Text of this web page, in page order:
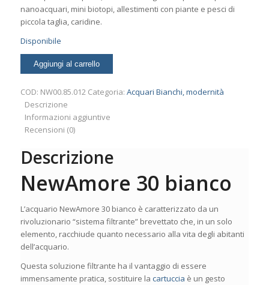
nanoacquari, mini biotopi, allestimenti con piante e pesci di
piccola taglia, caridine.
Disponibile
NewAmore
30
Acquario
design
quantità
Aggiungi al carrello
COD: NW00.85.012 Categoria: Acquari Bianchi, modernità
Descrizione
Informazioni aggiuntive
Recensioni (0)
Descrizione
NewAmore 30 bianco
L’acquario NewAmore 30 bianco è caratterizzato da un
rivoluzionario “sistema filtrante” brevettato che, in un solo
elemento, racchiude quanto necessario alla vita degli abitanti
dell’acquario.
Questa soluzione filtrante ha il vantaggio di essere
immensamente pratica, sostituire la cartuccia è un gesto